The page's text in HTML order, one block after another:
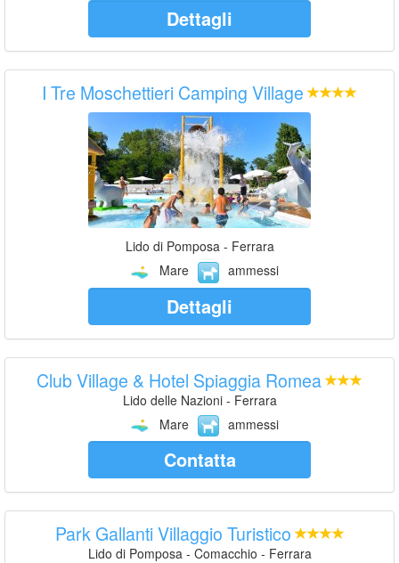
Dettagli
I Tre Moschettieri Camping Village
Lido di Pomposa - Ferrara
Mare
ammessi
Dettagli
Club Village & Hotel Spiaggia Romea
Lido delle Nazioni - Ferrara
Mare
ammessi
Contatta
Park Gallanti Villaggio Turistico
Lido di Pomposa - Comacchio - Ferrara